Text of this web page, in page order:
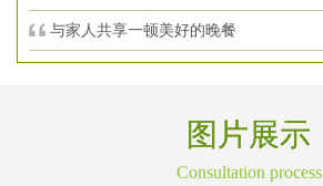
与家人共享一顿美好的晚餐
图片展示
Consultation process